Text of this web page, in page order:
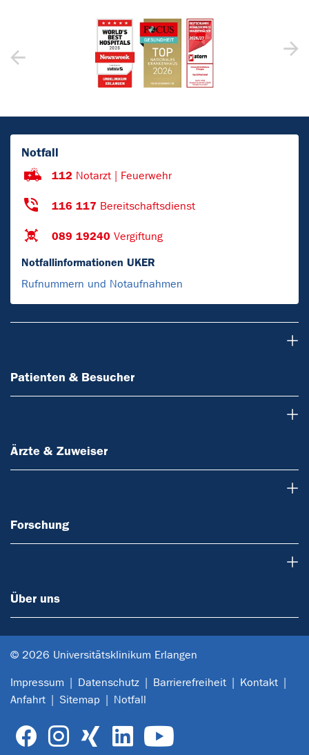
Notfall
112 Notarzt | Feuerwehr
116 117 Bereitschaftsdienst
089 19240 Vergiftung
Notfallinformationen UKER
Rufnummern und Notaufnahmen
Patienten & Besucher
Ärzte & Zuweiser
Forschung
Über uns
© 2026 Universitätsklinikum Erlangen
Impressum Datenschutz Barrierefreiheit
Kontakt
Anfahrt
Sitemap Notfall